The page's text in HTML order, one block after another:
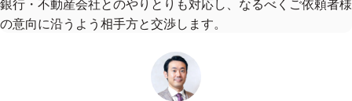
の意向に沿うよう相手方と交渉します。